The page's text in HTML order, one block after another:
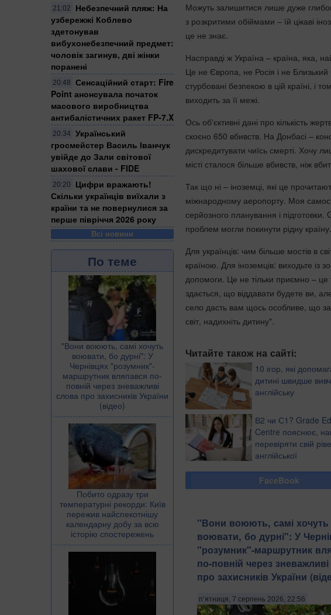
21:02
Небезпечний пляж: На
узбережжі Коблево
здетонував
вибухонебезпечний предмет:
чоловік загинув, дві жінки
поранені
20:48
Сенсаційний старт: Fire
Point анонсувала початок
масового виробництва
антибалістичних ракет FP-7.X
20:34
Український
гросмейстер Василь Іванчук
увійде до Зали світової
шахової слави - FIDE
20:20
Цифри вражають!
Скільки українців виїхали з
країни та не повернулися за
перше півріччя 2026 року
Всі новини
По теме
​"Вони воюють, самі хочуть
воювати, бо дурні": У
Чернівцях "розумник"-
маршрутник вляпався по-
повній через зневажливі
слова про захисників України
(відео)
Побито одразу три
температурні рекорди: Київ
пережив найспекотнішу
календарну добу за всю
історію спостережень
Можуть залишитися лише дуже
з розкритими обіймами – їй цікаві
це не знає.
Насправді ж Україна – країна, яка,
Це не Європа, не Росія і не Близький
стурбовані безпекою в цій країні, і
виходить за її межі.
Ось об'єктивні дані про кількість
скоєно 650 вбивств. На Донбасі –
дискредитувати чиїсь смерті. Хочу
місті сталося більше вбивств, ніж
Так що ні – іноземці, які це
міжнародному аеропорту. Моя
серйозного планування і
проблем могли покинути рідну країну.
Для українців: чим більше мостів в
країною. Для іноземців: виходьте із
допомоги. Це не тільки приємно – це
здається, що віддавати будете ви,
село дасть вам щось особливе, що
світ, надихніть дитину".
Читайте також на сайті:
10 ігор, які
дитині швидше
англійську
В2 чи С1? Grade
Centre пояснює,
перевіряти свій
англійської
FaceBook
​"Вони воюють, самі хочуть
воювати, бо дурні": У
"розумник"-маршрутник
по-повній через
про захисників України
п’ятниця, 7 серпень 2026, 22:56